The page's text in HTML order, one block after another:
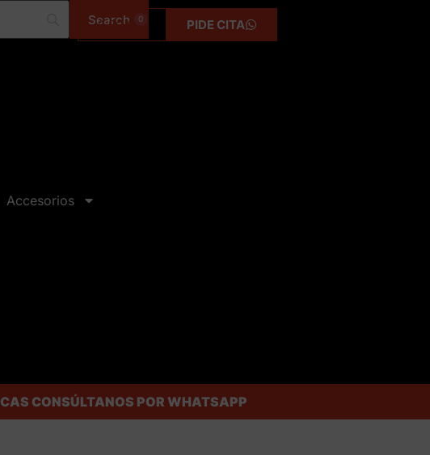
0,00€ 0 PIDE CITA
Accesorios
CONSÚLTANOS POR WHATSAPP